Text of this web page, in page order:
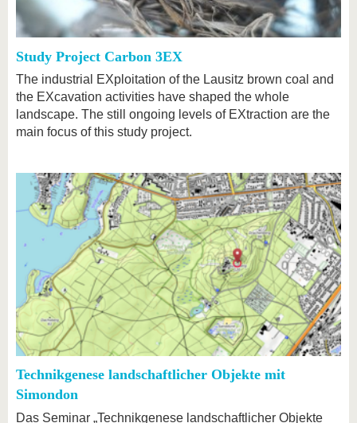
Study Project Carbon 3EX
The industrial EXploitation of the Lausitz brown coal and
the EXcavation activities have shaped the whole
landscape. The still ongoing levels of EXtraction are the
main focus of this study project.
Technikgenese landschaftlicher Objekte mit
Simondon
Das Seminar „Technikgenese landschaftlicher Objekte